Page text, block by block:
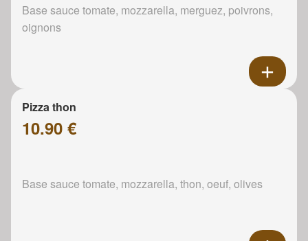
Base sauce tomate, mozzarella, merguez, poivrons,
oignons
Pizza thon
10.90 €
Base sauce tomate, mozzarella, thon, oeuf, olives